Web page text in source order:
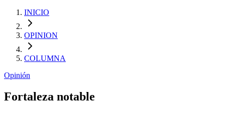
INICIO
OPINION
COLUMNA
Opinión
Fortaleza notable